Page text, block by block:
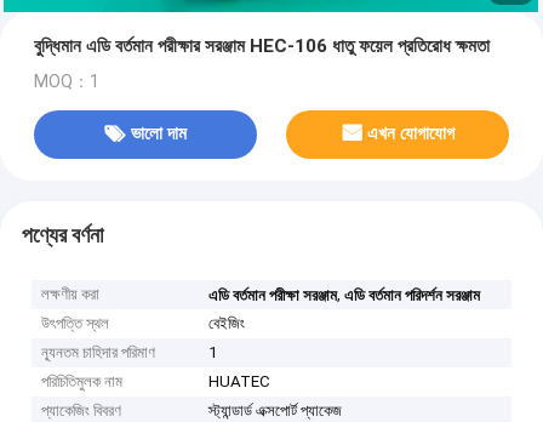
বুদ্ধিমান এডি বর্তমান পরীক্ষার সরঞ্জাম HEC-106 ধাতু ফয়েল প্রতিরোধ ক্ষমতা
MOQ：1
ভালো দাম এখন যোগাযোগ
পণ্যের বর্ণনা
লক্ষণীয় করা এডি বর্তমান পরীক্ষা সরঞ্জাম,এডি বর্তমান পরিদর্শন সরঞ্জাম
উৎপত্তি স্থল
বেইজিং
ন্যূনতম চাহিদার পরিমাণ
1
পরিচিতিমুলক নাম
HUATEC
প্যাকেজিং বিবরণ
স্ট্যান্ডার্ড এক্সপোর্ট প্যাকেজ